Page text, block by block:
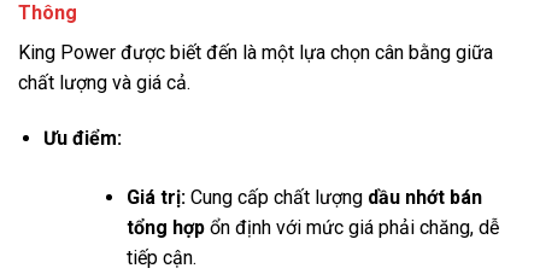
Thông
King Power được biết đến là một lựa chọn cân bằng giữa
chất lượng và giá cả.
Ưu điểm:
Giá trị:Cung cấp chất lượng dầu nhớt bán
tổng hợpổn định với mức giá phải chăng, dễ
tiếp cận.